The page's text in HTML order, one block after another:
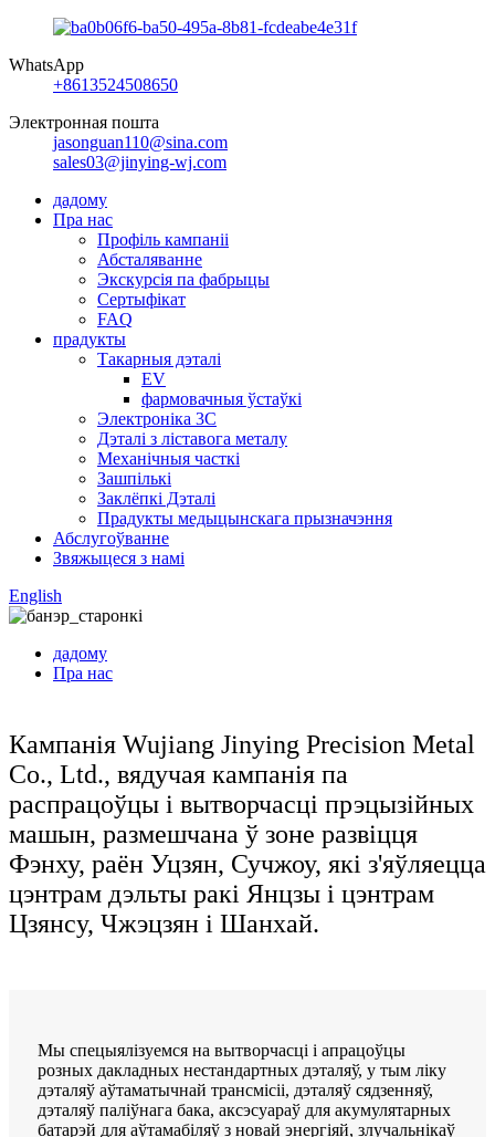
WhatsApp
+8613524508650
Электронная пошта
jasonguan110@sina.com
sales03@jinying-wj.com
дадому
Пра нас
Профіль кампаніі
Абсталяванне
Экскурсія па фабрыцы
Сертыфікат
FAQ
прадукты
Такарныя дэталі
EV
фармовачныя ўстаўкі
Электроніка 3C
Дэталі з ліставога металу
Механічныя часткі
Зашпількі
Заклёпкі Дэталі
Прадукты медыцынскага прызначэння
Абслугоўванне
Звяжыцеся з намі
English
дадому
Пра нас
Кампанія Wujiang Jinying Precision Metal
Co., Ltd., вядучая кампанія па
распрацоўцы і вытворчасці прэцызійных
машын, размешчана ў зоне развіцця
Фэнху, раён Уцзян, Сучжоу, які з'яўляецца
цэнтрам дэльты ракі Янцзы і цэнтрам
Цзянсу, Чжэцзян і Шанхай.
Мы спецыялізуемся на вытворчасці і апрацоўцы
розных дакладных нестандартных дэталяў, у тым ліку
дэталяў аўтаматычнай трансмісіі, дэталяў сядзенняў,
дэталяў паліўнага бака, аксэсуараў для акумулятарных
батарэй для аўтамабіляў з новай энергіяй, злучальнікаў